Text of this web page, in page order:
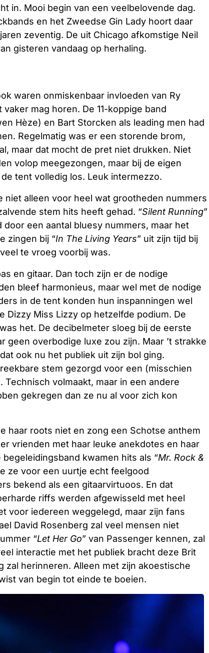
in. Mooi begin van een veelbelovende dag.
en het Zweedse Gin Lady hoort daar
zeventig. De uit Chicago afkomstige Neil
gisteren vandaag op herhaling.
waren onmiskenbaar invloeden van Ry
mag horen. De 11-koppige band
Hèze) en Bart Storcken als leading men had
Regelmatig was er een storende brom,
maar dat mocht de pret niet drukken. Niet
volop meegezongen, maar bij de eigen
de tent volledig los. Leuk intermezzo.
niet alleen voor heel wat grootheden nummers
stem hits heeft gehad. “Silent Running”
door een aantal bluesy nummers, maar het
zingen bij “In The Living Years” uit zijn tijd bij
te vroeg voorbij was.
en gitaar. Dan toch zijn er de nodige
bleef harmonieus, maar wel met de nodige
in de tent konden hun inspanningen wel
Dizzy Miss Lizzy op hetzelfde podium. De
het. De decibelmeter sloeg bij de eerste
geen overbodige luxe zou zijn. Maar ’t strakke
ook nu het publiek uit zijn bol ging.
stem gezorgd voor een (misschien
volmaakt, maar in een andere
gekregen dan ze nu al voor zich kon
haar roots niet en zong een Schotse anthem
vrienden met haar leuke anekdotes en haar
kwamen hits als “Mr. Rock &
ze voor een uurtje echt feelgood
bekend als een gitaarvirtuoos. En dat
riffs werden afgewisseld met heel
voor iedereen weggelegd, maar zijn fans
David Rosenberg zal veel mensen niet
“Let Her Go” van Passenger kennen, zal
interactie met het publiek bracht deze Brit
herinneren. Alleen met zijn akoestische
van begin tot einde te boeien.